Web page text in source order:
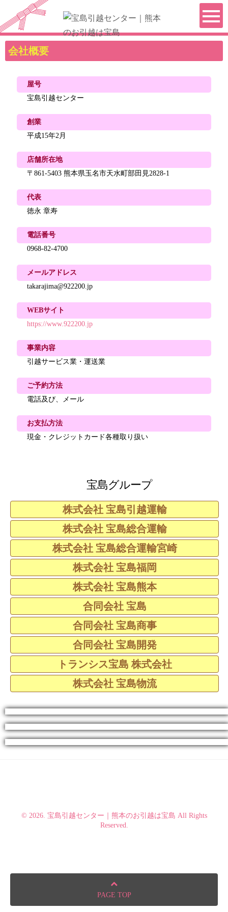
会社概要
屋号
宝島引越センター
創業
平成15年2月
店舗所在地
〒861-5403 熊本県玉名市天水町部田見2828-1
代表
徳永 章寿
電話番号
0968-82-4700
メールアドレス
takarajima@922200.jp
WEBサイト
https://www.922200.jp
事業内容
引越サービス業・運送業
ご予約方法
電話及び、メール
お支払方法
現金・クレジットカード各種取り扱い
宝島グループ
株式会社 宝島引越運輸
株式会社 宝島総合運輸
株式会社 宝島総合運輸宮崎
株式会社 宝島福岡
株式会社 宝島熊本
合同会社 宝島
合同会社 宝島商事
合同会社 宝島開発
トランシス宝島 株式会社
株式会社 宝島物流
© 2026. 宝島引越センター｜熊本のお引越は宝島 All Rights
Reserved.
PAGE TOP